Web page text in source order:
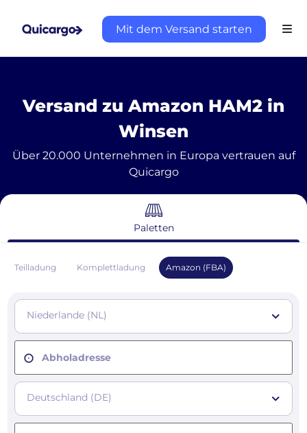
Mit dem Versand starten
Versand zu Amazon HAM2 in
Winsen
Über 20.000 Unternehmen in Europa vertrauen auf
Quicargo
Paletten
Teilladung Komplettladung Amazon (FBA)
Niederlande (NL)
Abholadresse
Deutschland (DE)